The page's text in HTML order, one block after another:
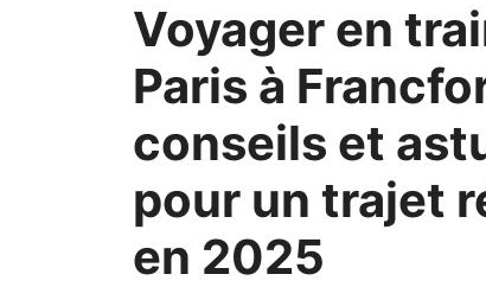
Voyager en
Paris à
conseils et
pour un trajet
en 2025